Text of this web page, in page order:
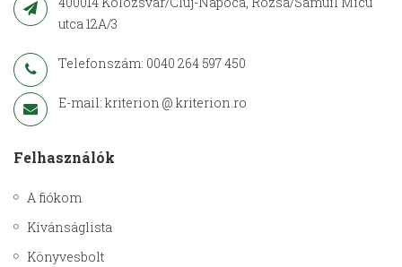
utca 12A/3
Telefonszám: 0040 264 597 450
E-mail: kriterion @ kriterion.ro
Felhasználók
A fiókom
Kívánságlista
Könyvesbolt